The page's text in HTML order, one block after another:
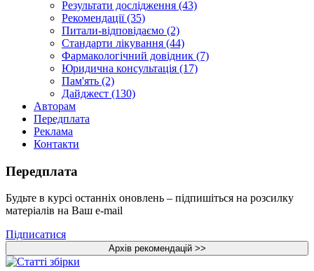
Результати дослідження (43)
Рекомендації (35)
Питали-відповідаємо (2)
Стандарти лікування (44)
Фармакологічний довідник (7)
Юридична консультація (17)
Пам'ять (2)
Дайджест (130)
Авторам
Передплата
Реклама
Контакти
Передплата
Будьте в курсі останніх оновлень – підпишіться на розсилку
матеріалів на Ваш e-mail
Підписатися